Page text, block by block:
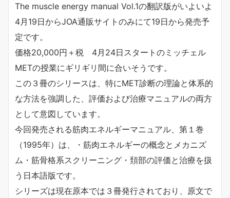
The muscle energy manual Vol.1の翻訳版がいよいよ
4月19日からJOA通販サイトのみにて19日から発売予
定です。
価格20,000円＋税 4月24日スタートのミッチェル
METの授業にギリギリ間に合いそうです。
この３冊のシリースは、特にMET診断の理論と体系的
な方法を強調した、評価および治療マニュアルの両方
として意図しています。
今回発売される筋肉エネルギーマニュアル、第１巻
（1995年）は、・筋肉エネルギーの概念とメカニズ
ム・筋骨格系スクリーニング・頚部の評価と治療を扱
う日本語版です。
シリーズは現在原本では３冊発行されており、原文で